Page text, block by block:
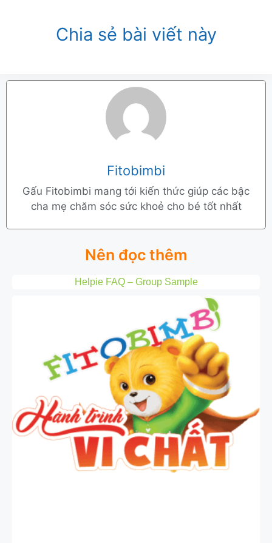
Chia sẻ bài viết này
Fitobimbi
Gấu Fitobimbi mang tới kiến thức giúp các bậc
cha mẹ chăm sóc sức khoẻ cho bé tốt nhất
Nên đọc thêm
Helpie FAQ – Group Sample